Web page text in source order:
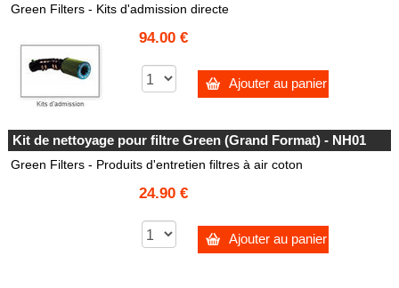
Green Filters - Kits d'admission directe
94.00 €
Ajouter au panier
Kit de nettoyage pour filtre Green (Grand Format) - NH01
Green Filters - Produits d'entretien filtres à air coton
24.90 €
Ajouter au panier